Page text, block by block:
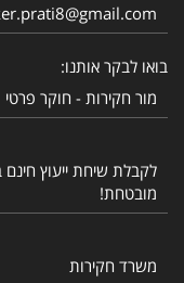
בואו לבקר אותנו:
מור חקירות - חוקר פרטי
לקבלת שיחת ייעוץ חינם
מובטחת!
משרד חקירות